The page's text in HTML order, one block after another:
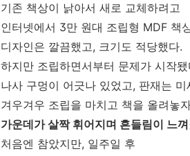
기존 책상이 낡아서 새로 교체하려고
인터넷에서 3만 원대 조립형 MDF 책
디자인은 깔끔했고, 크기도 적당했다.
하지만 조립하면서부터 문제가 시작됐
나사 구멍이 어긋나 있었고, 판재는
겨우겨우 조립을 마치고 책을 올려놓
가운데가 살짝 휘어지며 흔들림이 느
처음엔 참았지만, 일주일 후